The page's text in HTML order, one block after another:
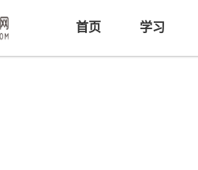
首页 学习